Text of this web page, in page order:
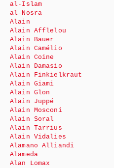
al-Islam
al-Nosra
Alain
Alain Afflelou
Alain Bauer
Alain Camélio
Alain Coine
Alain Damasio
Alain Finkielkraut
Alain Giami
Alain Glon
Alain Juppé
Alain Mosconi
Alain Soral
Alain Tarrius
Alain Vidalies
Alamano Alliandi
Alameda
Alan Lomax